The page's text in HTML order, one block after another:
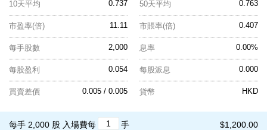
0.737
10天平均 0.763
50天平均
11.11
市盈率(倍) 0.407
市賬率(倍)
2,000
每手股數 0.00%
息率
0.054
每股盈利 0.000
每股派息
0.005 / 0.005
買賣差價 HKD
貨幣
$1,200.00
每手 2,000 股 入場費每 手